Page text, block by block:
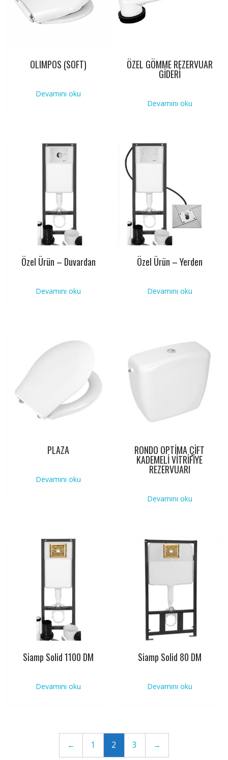
OLIMPOS (SOFT)
Devamını oku
ÖZEL GÖMME REZERVUAR
GİDERİ
Devamını oku
Özel Ürün – Duvardan
Devamını oku
Özel Ürün – Yerden
Devamını oku
PLAZA
Devamını oku
RONDO OPTİMA ÇİFT
KADEMELİ VİTRİFİYE
REZERVUARI
Devamını oku
Siamp Solid 1100 DM
Devamını oku
Siamp Solid 80 DM
Devamını oku
← 1 2 3 →